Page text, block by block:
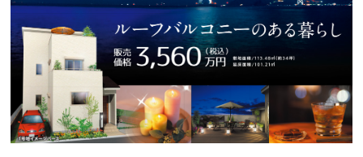
土地の上手な探し方
家づくりの資金計画
設計・施工品質管理